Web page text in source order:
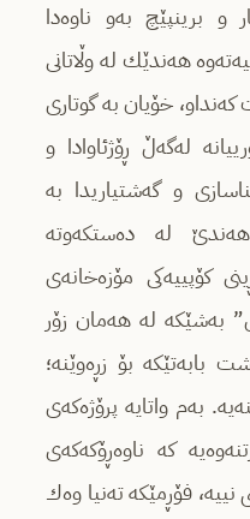
و برینپێچ بەو ناوەدا
هەندێك لە وڵاتانى
خۆیان بە گوتارى
لەگەڵ ڕۆژئاوادا و
و گەشتیاریدا بە
هەندێ لە دەستكەوتە
كۆپییەكى مۆزەخانەى
بەشێكە لە هەمان زۆر
بابەتێكە بۆ زڕەوێنە؛
بەم واتایە پرۆژەكەى
كە ناوەڕۆكەكەى
فۆڕمێكە تەنیا وەك